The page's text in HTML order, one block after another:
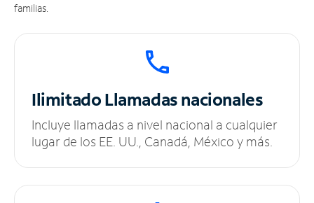
familias.
IlimitadoLlamadas nacionales
Incluye llamadas a nivel nacional a cualquier
lugar de los EE. UU., Canadá, México y más.